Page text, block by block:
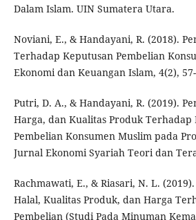
Dalam Islam. UIN Sumatera Utara.
Noviani, E., & Handayani, R. (2018).
Terhadap Keputusan Pembelian
Ekonomi dan Keuangan Islam, 4(2),
Putri, D. A., & Handayani, R. (2019).
Harga, dan Kualitas Produk Terhadap
Pembelian Konsumen Muslim pada
Jurnal Ekonomi Syariah Teori dan
Rachmawati, E., & Riasari, N. L.
Halal, Kualitas Produk, dan Harga
Pembelian (Studi Pada Minuman